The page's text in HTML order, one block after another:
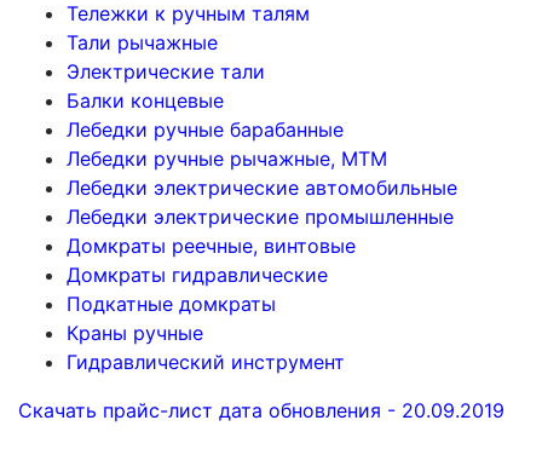
Тележки к ручным талям
Тали рычажные
Электрические тали
Балки концевые
Лебедки ручные барабанные
Лебедки ручные рычажные, МТМ
Лебедки электрические автомобильные
Лебедки электрические промышленные
Домкраты реечные, винтовые
Домкраты гидравлические
Подкатные домкраты
Краны ручные
Гидравлический инструмент
Скачать прайс-лист дата обновления - 20.09.2019